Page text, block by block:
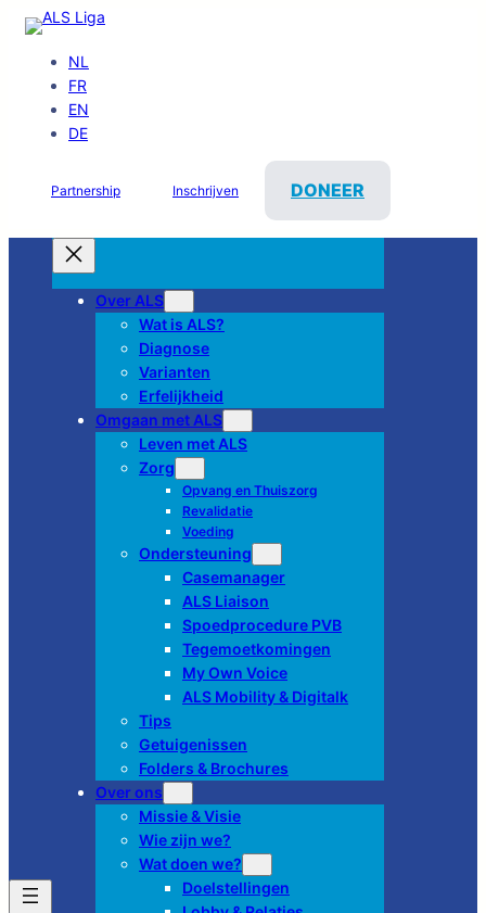
NL
FR
EN
DE
Partnership Inschrijven DONEER
Over ALS
Wat is ALS?
Diagnose
Varianten
Erfelijkheid
Omgaan met ALS
Leven met ALS
Zorg
Opvang en Thuiszorg
Revalidatie
Voeding
Ondersteuning
Casemanager
ALS Liaison
Spoedprocedure PVB
Tegemoetkomingen
My Own Voice
ALS Mobility & Digitalk
Tips
Getuigenissen
Folders & Brochures
Over ons
Missie & Visie
Wie zijn we?
Wat doen we?
Doelstellingen